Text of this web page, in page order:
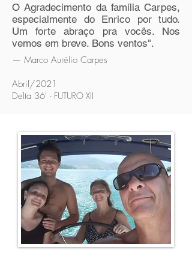
O Agradecimento da família Carpes,
especialmente do Enrico por tudo.
Um forte abraço pra vocês. Nos
vemos em breve. Bons ventos".
— Marco Aurélio Carpes
Abril/2021
Delta 36' - FUTURO XII